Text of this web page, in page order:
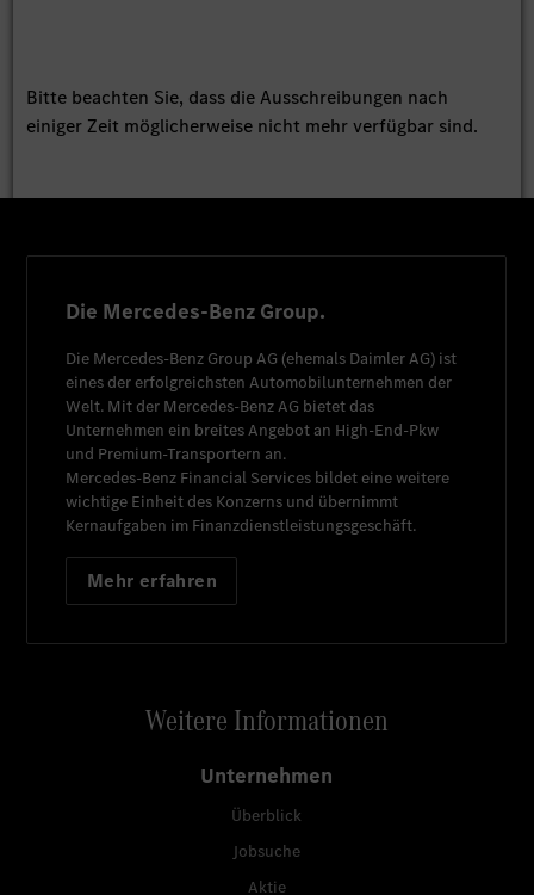
Bitte beachten Sie, dass die Ausschreibungen nach
einiger Zeit möglicherweise nicht mehr verfügbar sind.
Die Mercedes-Benz Group.
Die Mercedes-Benz Group AG (ehemals Daimler AG) ist
eines der erfolgreichsten Automobilunternehmen der
Welt. Mit der Mercedes-Benz AG bietet das
Unternehmen ein breites Angebot an High-End-Pkw
und Premium-Transportern an.
Mercedes-Benz Financial Services bildet eine weitere
wichtige Einheit des Konzerns und übernimmt
Kernaufgaben im Finanzdienstleistungsgeschäft.
Mehr erfahren
Weitere Informationen
Unternehmen
Überblick
Jobsuche
Aktie